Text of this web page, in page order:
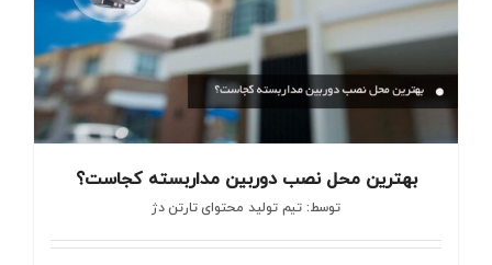
بهترین محل نصب دوربین مداربسته کجاست؟
توسط: تیم تولید محتوای تارتن دژ